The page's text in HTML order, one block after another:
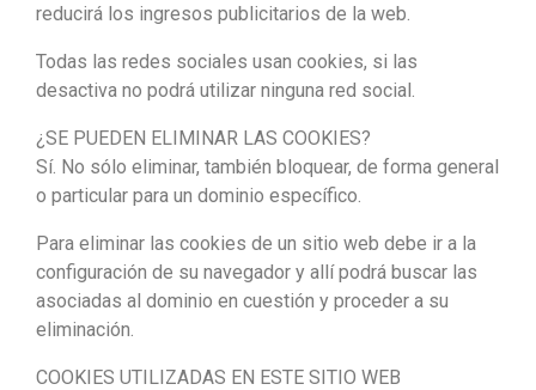
reducirá los ingresos publicitarios de la web.
Todas las redes sociales usan cookies, si las
desactiva no podrá utilizar ninguna red social.
¿SE PUEDEN ELIMINAR LAS COOKIES?
Sí. No sólo eliminar, también bloquear, de forma general
o particular para un dominio específico.
Para eliminar las cookies de un sitio web debe ir a la
configuración de su navegador y allí podrá buscar las
asociadas al dominio en cuestión y proceder a su
eliminación.
COOKIES UTILIZADAS EN ESTE SITIO WEB